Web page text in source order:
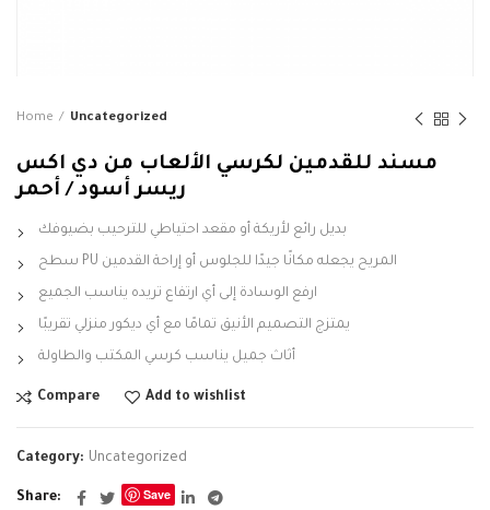
Home Uncategorized
مسند للقدمين لكرسي الألعاب من دي اكس
ريسر أسود / أحمر
بديل رائع لأريكة أو مقعد احتياطي للترحيب بضيوفك
سطح PU المريح يجعله مكانًا جيدًا للجلوس أو إراحة القدمين
ارفع الوسادة إلى أي ارتفاع تريده يناسب الجميع
يمتزج التصميم الأنيق تمامًا مع أي ديكور منزلي تقريبًا
أثاث جميل يناسب كرسي المكتب والطاولة
Compare Add to wishlist
Category: Uncategorized
Share Save